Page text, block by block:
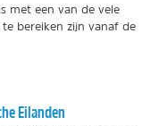
met een van de vele
bereiken zijn vanaf de
Eilanden